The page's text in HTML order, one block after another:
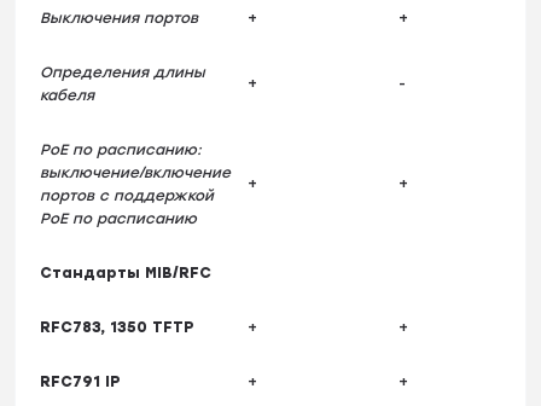
Выключения портов + +
Определения длины
кабеля
+ -
PoE по расписанию:
выключение/включение
портов с поддержкой
PoE по расписанию
+ +
Стандарты MIB/RFC
RFC783, 1350 TFTP + +
RFC791 IP + +